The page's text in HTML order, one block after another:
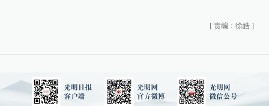
[ 责编：徐皓 ]